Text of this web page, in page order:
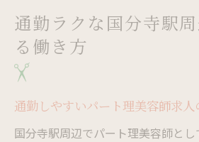
通勤ラクな国分寺駅
る働き方
通勤しやすいパート理美容師求人
国分寺駅周辺でパート理美容師と